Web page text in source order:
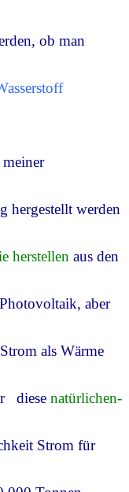
ob man
hergestellt werden
herstellen aus den
aber
als Wärme
diese natürlichen-
Strom für